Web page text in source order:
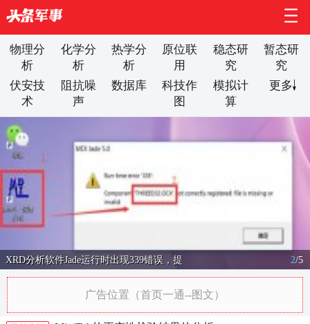
物理分
析
化学分
析
热学分
析
原位联
用
稳态研
究
暂态研
究
伏安技
术
阻抗噪
声
数据库
科技作
图
模拟计
算
更多
XRD分析软件Jade运行时出现339错误，提 2/5
广告位置（首页一通--图文）